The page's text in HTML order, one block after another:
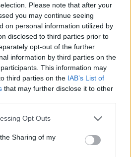
Please note that after your
you may continue seeing
on personal information utilized by
disclosed to third parties prior to
opt-out of the further
information by third parties on the
This information may
third parties on the IAB’s List of
that may further disclose it to other
Opt Outs
Sharing of my
από τα τρία βασικά θέματα
πρωτεύουσα της
προτεραιότητα είναι η
ασφάλεια, η ασφάλειά μας
απειλές", τόνισε.